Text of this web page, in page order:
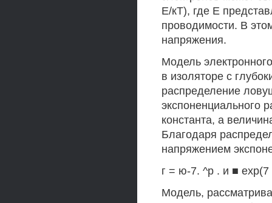
Е/кТ), где Е
проводимости. В
напряжения.
Модель
в изоляторе с
распределение
экспоненциального
константа, а
Благодаря
напряжением
г = ю-7. ^р . и ■
Модель,